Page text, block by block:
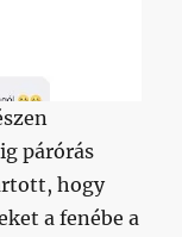
párórás
hogy
a fenébe a